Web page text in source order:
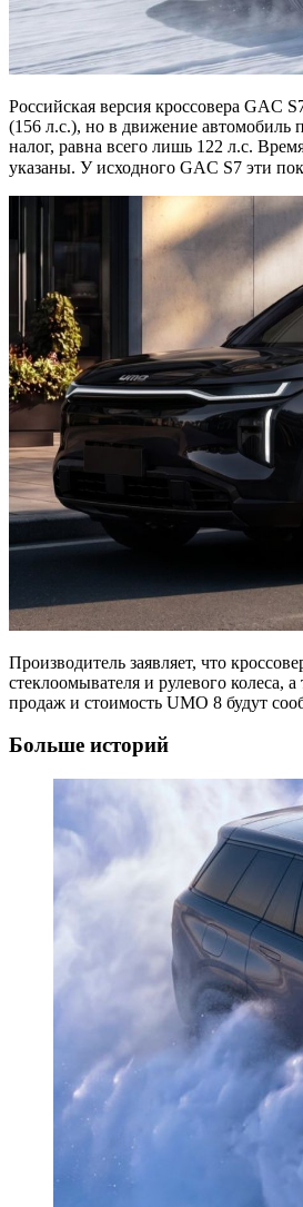
Российская версия кроссовера GAC
(156 л.с.), но в движение автомобиль
налог, равна всего лишь 122 л.с.
указаны. У исходного GAC S7 эти
Производитель заявляет, что
стеклоомывателя и рулевого колеса,
продаж и стоимость UMO 8 будут
Больше историй